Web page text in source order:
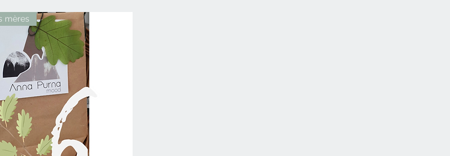
mères